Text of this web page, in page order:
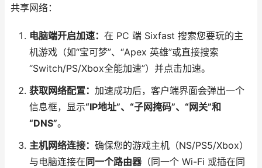
共享网络：
电脑端开启加速： 在 PC 端 Sixfast 搜索您要玩的主
机游戏（如“宝可梦”、“Apex 英雄”或直接搜索
“Switch/PS/Xbox全能加速”）并点击加速。
获取网络配置： 加速成功后，客户端界面会弹出一个
信息框，显示“IP地址”、“子网掩码”、“网关”和
“DNS”。
主机网络连接： 确保您的游戏主机（NS/PS5/Xbox）
与电脑连接在 同一个路由器（同一个 Wi-Fi 或插在同